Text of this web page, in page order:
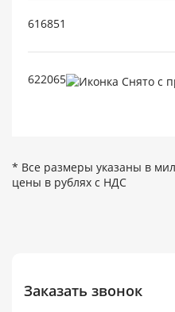
616851
622065
* Все размеры указаны в
цены в рублях с НДС
Заказать звонок